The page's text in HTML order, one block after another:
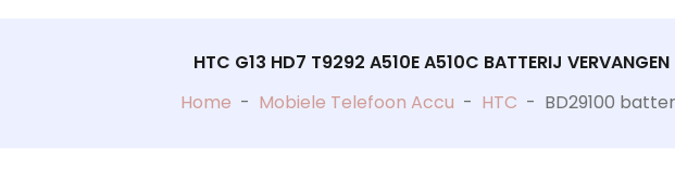
HTC G13 HD7 T9292 A510E A510C BATTERIJ VERVANGEN
Home - Mobiele Telefoon Accu - HTC - BD29100